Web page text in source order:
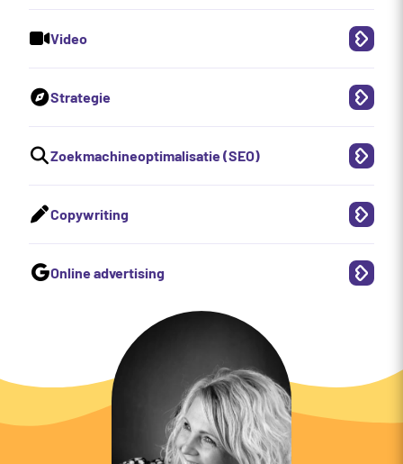
Video
Strategie
Zoekmachineoptimalisatie (SEO)
Copywriting
Online advertising